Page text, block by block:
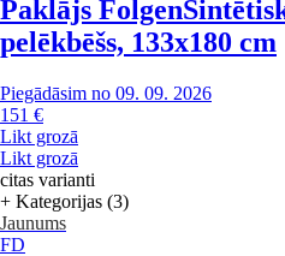
Paklājs Folgen
pelēkbēšs, 133x180 cm
Piegādāsim no 09. 09. 2026
151 €
Likt grozā
Likt grozā
citas varianti
+ Kategorijas (3)
Jaunums
FD